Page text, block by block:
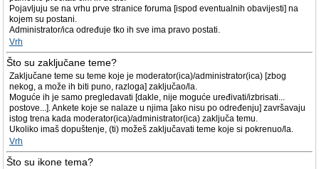
Pojavljuju se na vrhu prve stranice foruma [ispod eventualnih obavijesti] na
kojem su postani.
Administrator/ica određuje tko ih sve ima pravo postati.
Vrh
Što su zaključane teme?
Zaključane teme su teme koje je moderator(ica)/administrator(ica) [zbog
nekog, a može ih biti puno, razloga] zaključao/la.
Moguće ih je samo pregledavati [dakle, nije moguće uređivati/izbrisati...
postove...]. Ankete koje se nalaze u njima [ako nisu po određenju] završavaju
istog trena kada moderator(ica)/administrator(ica) zaključa temu.
Ukoliko imaš dopuštenje, (ti) možeš zaključavati teme koje si pokrenuo/la.
Vrh
Što su ikone tema?